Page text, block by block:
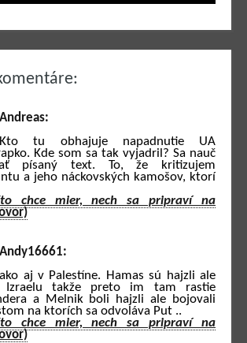
Andreas:
tu obhajuje napadnutie UA
Kde som sa tak vyjadril? Sa nauč
písaný text. To, že kritizujem
a jeho náckovských kamošov, ktorí
chce mier, nech sa pripraví na
Andy16661:
aj v Palestíne. Hamas sú hajzli ale
Izraelu takže preto im tam rastie
a Melnik boli hajzli ale bojovali
na ktorích sa odvoláva Put ..
chce mier, nech sa pripraví na